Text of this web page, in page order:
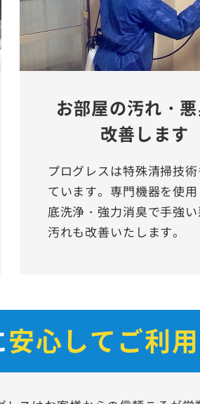
お部屋の汚れ・
改善します
プログレスは特殊清掃技術
ています。専門機器を使
底洗浄・強力消臭で手強い
汚れも改善いたします。
安心してご利